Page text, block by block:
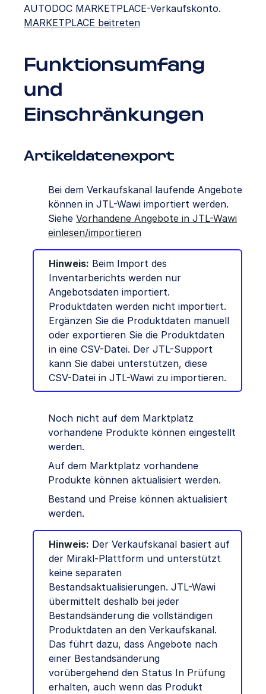
AUTODOC MARKETPLACE-Verkaufskonto.
MARKETPLACE beitreten
Funktionsumfang
und
Einschränkungen
Artikeldatenexport
Bei dem Verkaufskanal laufende Angebote
können in JTL-Wawi importiert werden.
Siehe Vorhandene Angebote in JTL-Wawi
einlesen/importieren
Hinweis: Beim Import des
Inventarberichts werden nur
Angebotsdaten importiert.
Produktdaten werden nicht importiert.
Ergänzen Sie die Produktdaten manuell
oder exportieren Sie die Produktdaten
in eine CSV-Datei. Der JTL-Support
kann Sie dabei unterstützen, diese
CSV-Datei in JTL-Wawi zu importieren.
Noch nicht auf dem Marktplatz
vorhandene Produkte können eingestellt
werden.
Auf dem Marktplatz vorhandene
Produkte können aktualisiert werden.
Bestand und Preise können aktualisiert
werden.
Hinweis: Der Verkaufskanal basiert auf
der Mirakl-Plattform und unterstützt
keine separaten
Bestandsaktualisierungen. JTL-Wawi
übermittelt deshalb bei jeder
Bestandsänderung die vollständigen
Produktdaten an den Verkaufskanal.
Das führt dazu, dass Angebote nach
einer Bestandsänderung
vorübergehend den Status In Prüfung
erhalten, auch wenn das Produkt